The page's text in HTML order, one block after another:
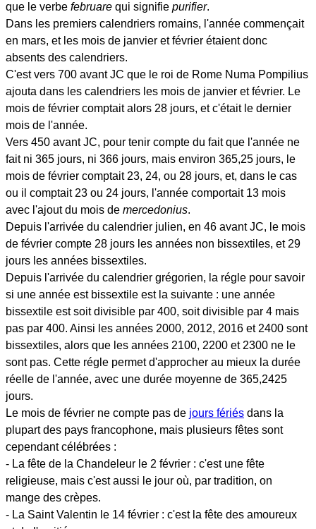
que le verbe februare qui signifie purifier.
Dans les premiers calendriers romains, l'année commençait
en mars, et les mois de janvier et février étaient donc
absents des calendriers.
C'est vers 700 avant JC que le roi de Rome Numa Pompilius
ajouta dans les calendriers les mois de janvier et février. Le
mois de février comptait alors 28 jours, et c'était le dernier
mois de l'année.
Vers 450 avant JC, pour tenir compte du fait que l'année ne
fait ni 365 jours, ni 366 jours, mais environ 365,25 jours, le
mois de février comptait 23, 24, ou 28 jours, et, dans le cas
ou il comptait 23 ou 24 jours, l'année comportait 13 mois
avec l'ajout du mois de mercedonius.
Depuis l'arrivée du calendrier julien, en 46 avant JC, le mois
de février compte 28 jours les années non bissextiles, et 29
jours les années bissextiles.
Depuis l'arrivée du calendrier grégorien, la régle pour savoir
si une année est bissextile est la suivante : une année
bissextile est soit divisible par 400, soit divisible par 4 mais
pas par 400. Ainsi les années 2000, 2012, 2016 et 2400 sont
bissextiles, alors que les années 2100, 2200 et 2300 ne le
sont pas. Cette régle permet d'approcher au mieux la durée
réelle de l'année, avec une durée moyenne de 365,2425
jours.
Le mois de février ne compte pas de jours fériés dans la
plupart des pays francophone, mais plusieurs fêtes sont
cependant célébrées :
- La fête de la Chandeleur le 2 février : c'est une fête
religieuse, mais c'est aussi le jour où, par tradition, on
mange des crèpes.
- La Saint Valentin le 14 février : c'est la fête des amoureux